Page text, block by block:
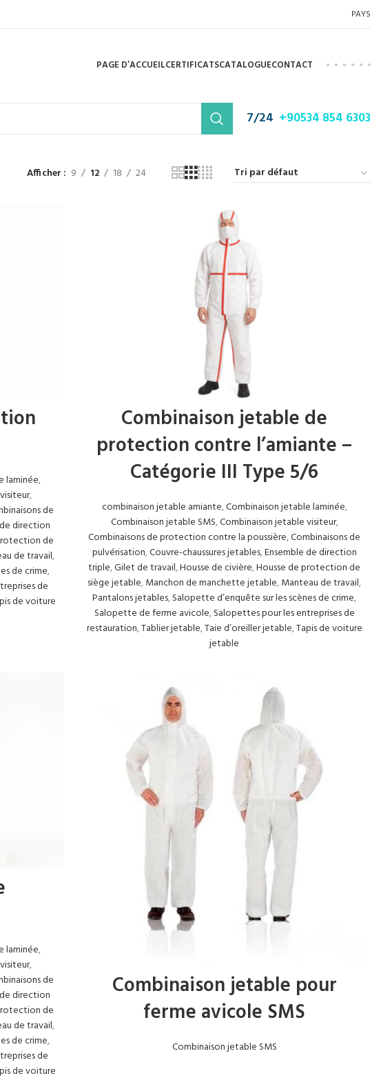
PAYS
PAGE D’ACCUEILCERTIFICATSCATALOGUECONTACT
7/24 +90534 854 6303
Afficher 9 12 18 24
laminée,
,
de
direction
de
de travail,
de crime,
de
de voiture
Combinaison jetable de
protection contre l’amiante –
Catégorie III Type 5/6
combinaison jetable amiante,Combinaison jetable laminée,
Combinaison jetable SMS,Combinaison jetable visiteur,
Combinaisons de protection contre la poussière,Combinaisons de
pulvérisation,Couvre-chaussures jetables,Ensemble de direction
triple,Gilet de travail,Housse de civière,Housse de protection de
siège jetable,Manchon de manchette jetable,Manteau de travail,
Pantalons jetables,Salopette d’enquête sur les scènes de crime,
Salopette de ferme avicole,Salopettes pour les entreprises de
restauration,Tablier jetable,Taie d’oreiller jetable,Tapis de voiture
jetable
laminée,
,
de
direction
de
de travail,
de crime,
de
de voiture
Combinaison jetable pour
ferme avicole SMS
Combinaison jetable SMS